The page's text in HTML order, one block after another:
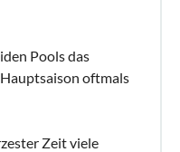
Pools das
oftmals
Zeit viele